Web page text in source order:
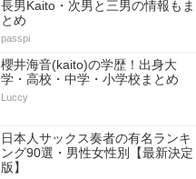
長男Kaito・次男と三男の情報もま
とめ
passpi
櫻井海音(kaito)の学歴！出身大
学・高校・中学・小学校まとめ
Luccy
日本人サックス奏者の有名ランキ
ング90選・男性女性別【最新決定
版】